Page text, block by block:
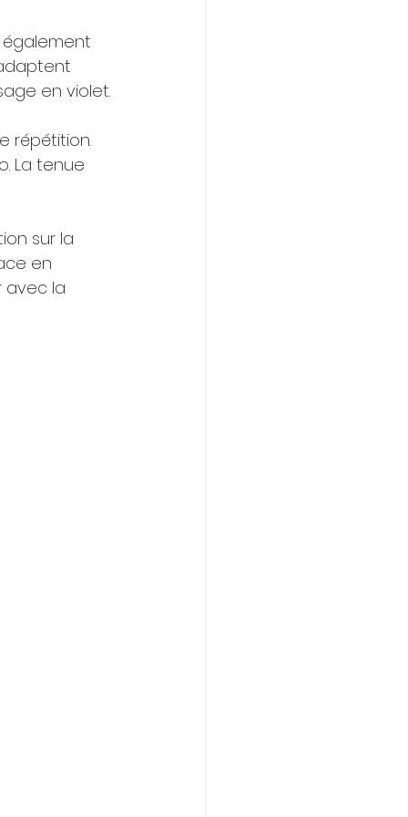
également
en violet.
répétition.
La tenue
sur la
en
avec la